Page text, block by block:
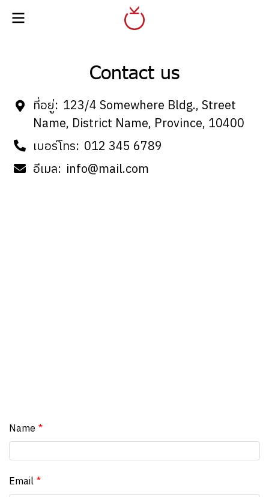
Contact us
ที่อยู่: 123/4 Somewhere Bldg., Street
Name, District Name, Province, 10400
เบอร์โทร: 012 345 6789
อีเมล: info@mail.com
Name
Email